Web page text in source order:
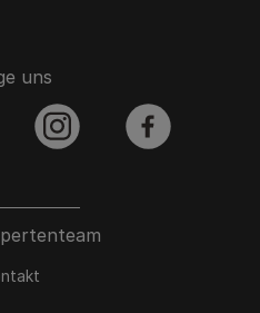
uns
instagram facebook